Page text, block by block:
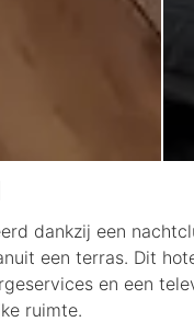
dankzij een
een terras. Dit
en een
ruimte.